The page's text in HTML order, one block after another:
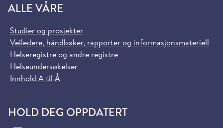
ALLE VÅRE
Studier og prosjekter
Veiledere, håndbøker, rapporter og informasjonsmateriell
Helseregistre og andre registre
Helseundersøkelser
Innhold A til Å
HOLD DEG OPPDATERT